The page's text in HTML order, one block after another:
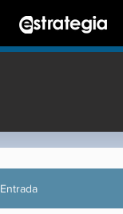
Entrada